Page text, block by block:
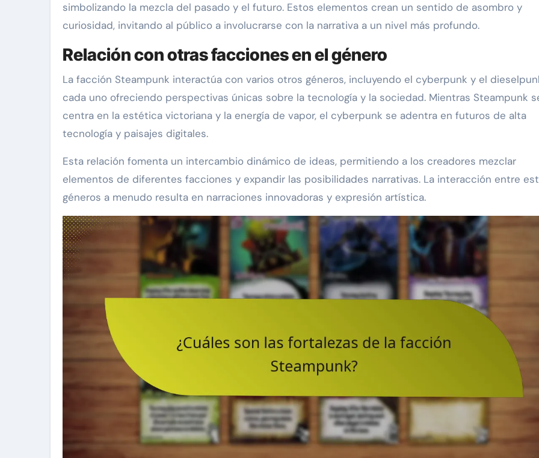
simbolizando la mezcla del pasado y el futuro. Estos elementos crean un sentido de asombro y
curiosidad, invitando al público a involucrarse con la narrativa a un nivel más profundo.
Relación con otras facciones en el género
La facción Steampunk interactúa con varios otros géneros, incluyendo el cyberpunk y el
cada uno ofreciendo perspectivas únicas sobre la tecnología y la sociedad. Mientras Steampunk
centra en la estética victoriana y la energía de vapor, el cyberpunk se adentra en futuros de alta
tecnología y paisajes digitales.
Esta relación fomenta un intercambio dinámico de ideas, permitiendo a los creadores mezclar
elementos de diferentes facciones y expandir las posibilidades narrativas. La interacción entre
géneros a menudo resulta en narraciones innovadoras y expresión artística.